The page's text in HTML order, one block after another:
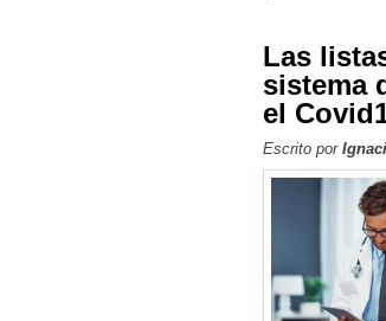
Las
sistema
el
Escrito por